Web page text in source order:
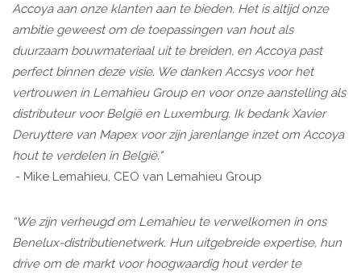
Accoya aan onze klanten aan te bieden. Het is altijd onze
ambitie geweest om de toepassingen van hout als
duurzaam bouwmateriaal uit te breiden, en Accoya past
perfect binnen deze visie. We danken Accsys voor het
vertrouwen in Lemahieu Group en voor onze aanstelling als
distributeur voor België en Luxemburg. Ik bedank Xavier
Deruyttere van Mapex voor zijn jarenlange inzet om Accoya
hout te verdelen in België."
- Mike Lemahieu, CEO van Lemahieu Group
“We zijn verheugd om Lemahieu te verwelkomen in ons
Benelux-distributienetwerk. Hun uitgebreide expertise, hun
drive om de markt voor hoogwaardig hout verder te